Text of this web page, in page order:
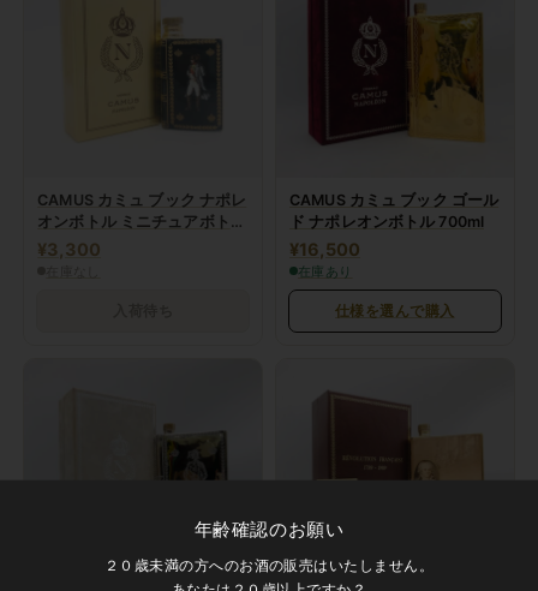
CAMUS カミュ ブック ナポレ
オンボトル ミニチュアボトル
50ml
¥3,300
CAMUS カミュ ブック ゴール
ド ナポレオンボトル 700ml
¥16,500
在庫あり
仕様を選んで購入
年齢確認のお願い
２０歳未満の方へのお酒の販売はいたしません。